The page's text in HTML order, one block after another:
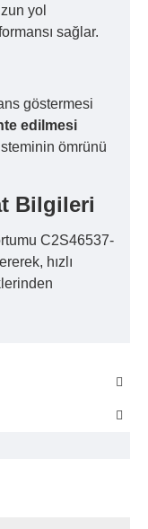
yol
sağlar.
göstermesi
edilmesi
ömrünü
Bilgileri
C2S46537-
hızlı